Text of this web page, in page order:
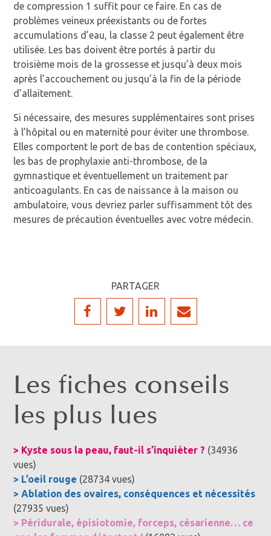
de compression 1 suffit pour ce faire. En cas de
problèmes veineux préexistants ou de fortes
accumulations d’eau, la classe 2 peut également être
utilisée. Les bas doivent être portés à partir du
troisième mois de la grossesse et jusqu’à deux mois
après l’accouchement ou jusqu’à la fin de la période
d’allaitement.
Si nécessaire, des mesures supplémentaires sont prises
à l’hôpital ou en maternité pour éviter une thrombose.
Elles comportent le port de bas de contention spéciaux,
les bas de prophylaxie anti-thrombose, de la
gymnastique et éventuellement un traitement par
anticoagulants. En cas de naissance à la maison ou
ambulatoire, vous devriez parler suffisamment tôt des
mesures de précaution éventuelles avec votre médecin.
PARTAGER
Les fiches conseils
les plus lues
> Kyste sous la peau, faut-il s’inquiéter ? (34936
vues)
> L’oeil rouge (28734 vues)
> Ablation des ovaires, conséquences et nécessités
(27935 vues)
> Péridurale, épisiotomie, forceps, césarienne… ce